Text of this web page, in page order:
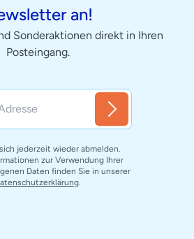
an!
Sonderaktionen direkt in Ihren
Posteingang.
jederzeit wieder abmelden.
zur Verwendung Ihrer
Daten finden Sie in unserer